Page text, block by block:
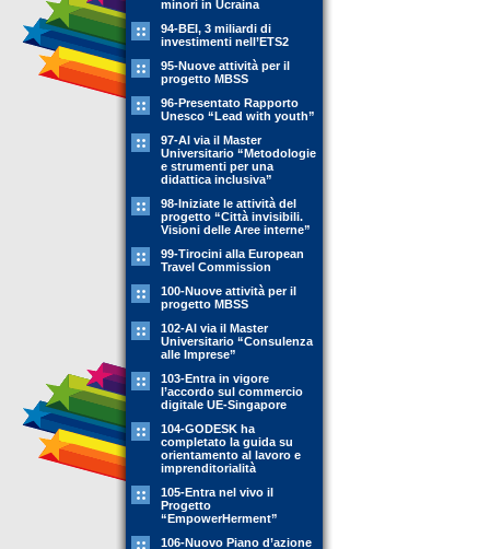
minori in Ucraina
94-BEI, 3 miliardi di
investimenti nell’ETS2
95-Nuove attività per il
progetto MBSS
96-Presentato Rapporto
Unesco “Lead with youth”
97-Al via il Master
Universitario “Metodologie
e strumenti per una
didattica inclusiva”
98-Iniziate le attività del
progetto “Città invisibili.
Visioni delle Aree interne”
99-Tirocini alla European
Travel Commission
100-Nuove attività per il
progetto MBSS
102-Al via il Master
Universitario “Consulenza
alle Imprese”
103-Entra in vigore
l’accordo sul commercio
digitale UE-Singapore
104-GODESK ha
completato la guida su
orientamento al lavoro e
imprenditorialità
105-Entra nel vivo il
Progetto
“EmpowerHerment”
106-Nuovo Piano d’azione